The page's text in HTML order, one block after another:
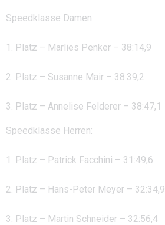
Speedklasse Damen:
1. Platz – Marlies Penker – 38:14,9
2. Platz – Susanne Mair – 38:39,2
3. Platz – Annelise Felderer – 38:47,1
Speedklasse Herren:
1. Platz – Patrick Facchini – 31:49,6
2. Platz – Hans-Peter Meyer – 32:34,9
3. Platz – Martin Schneider – 32:56,4